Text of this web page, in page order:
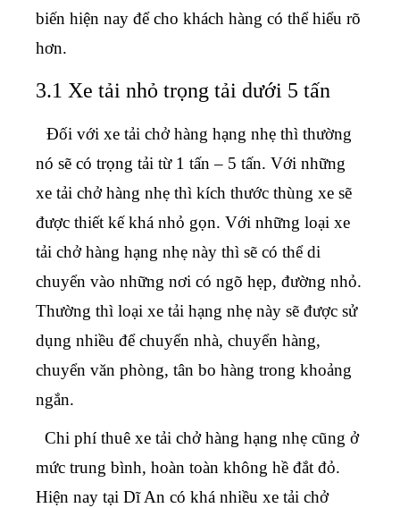
biến hiện nay để cho khách hàng có thể hiểu rõ
hơn.
3.1 Xe tải nhỏ trọng tải dưới 5 tấn
Đối với xe tải chở hàng hạng nhẹ thì thường
nó sẽ có trọng tải từ 1 tấn – 5 tấn. Với những
xe tải chở hàng nhẹ thì kích thước thùng xe sẽ
được thiết kế khá nhỏ gọn. Với những loại xe
tải chở hàng hạng nhẹ này thì sẽ có thể di
chuyển vào những nơi có ngõ hẹp, đường nhỏ.
Thường thì loại xe tải hạng nhẹ này sẽ được sử
dụng nhiều để chuyển nhà, chuyển hàng,
chuyển văn phòng, tân bo hàng trong khoảng
ngắn.
Chi phí thuê xe tải chở hàng hạng nhẹ cũng ở
mức trung bình, hoàn toàn không hề đắt đỏ.
Hiện nay tại Dĩ An có khá nhiều xe tải chở